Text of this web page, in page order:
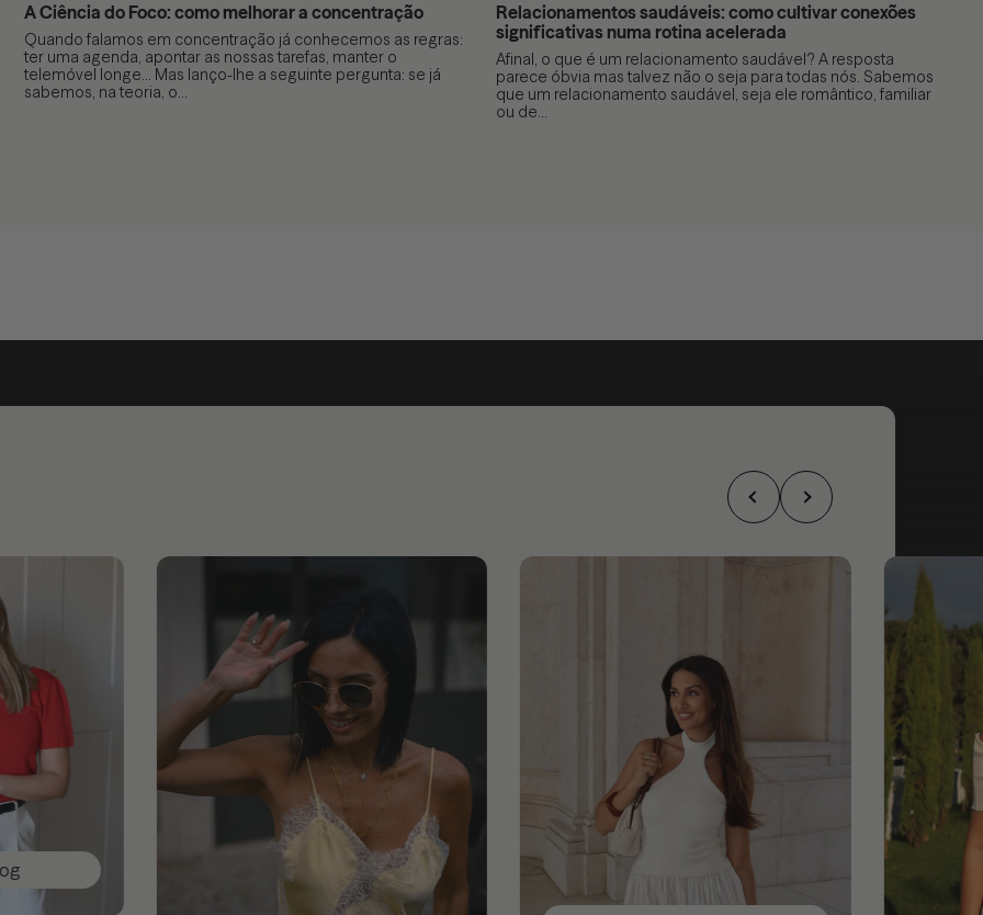
A Ciência do Foco: como melhorar a concentração
Quando falamos em concentração já conhecemos as regras:
ter uma agenda, apontar as nossas tarefas, manter o
telemóvel longe… Mas lanço-lhe a seguinte pergunta: se já
sabemos, na teoria, o...
Relacionamentos saudáveis: como cultivar conexões
significativas numa rotina acelerada
Afinal, o que é um relacionamento saudável? A resposta
parece óbvia mas talvez não o seja para todas nós. Sabemos
que um relacionamento saudável, seja ele romântico, familiar
ou de...